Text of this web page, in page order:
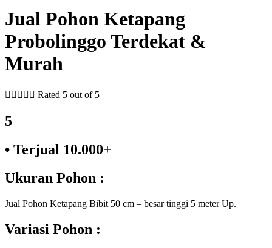
Jual Pohon Ketapang
Probolinggo Terdekat &
Murah
     Rated 5 out of 5
5
• Terjual 10.000+
Ukuran Pohon :
Jual Pohon Ketapang Bibit 50 cm – besar tinggi 5 meter Up.
Variasi Pohon :